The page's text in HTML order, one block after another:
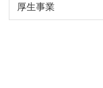
厚生事業